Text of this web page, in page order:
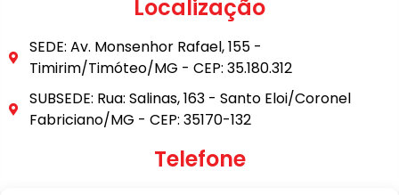
Localização
SEDE: Av. Monsenhor Rafael, 155 -
Timirim/Timóteo/MG - CEP: 35.180.312
SUBSEDE: Rua: Salinas, 163 - Santo Eloi/Coronel
Fabriciano/MG - CEP: 35170-132
Telefone